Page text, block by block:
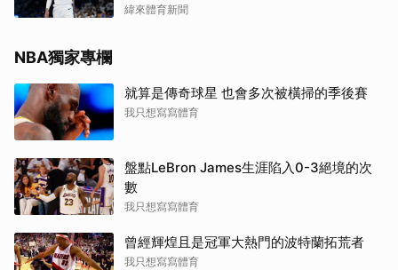
緯來體育新聞
NBA獨家專欄
就算是傳奇球星 也會多次被橫掃的季後賽
我只想寫寫體育
盤點LeBron James生涯陷入0-3絕境的次
數
我只想寫寫體育
曾經輝煌且是冠軍大熱門的波特蘭拓荒者
我只想寫寫體育